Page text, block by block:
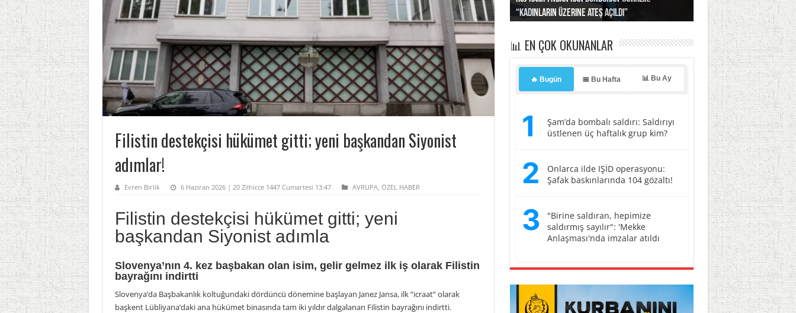
Filistin destekçisi hükümet gitti; yeni başkandan Siyonist
adımlar!
Evren Birlik 6 Haziran 2026 | 20 Zilhicce 1447 Cumartesi 13:47 AVRUPA, ÖZEL HABER
Filistin destekçisi hükümet gitti; yeni
başkandan Siyonist adımla
Slovenya’nın 4. kez başbakan olan isim, gelir gelmez ilk iş olarak Filistin
bayrağını indirtti
Slovenya’da Başbakanlık koltuğundaki dördüncü dönemine başlayan Janez Jansa, ilk “icraat” olarak
başkent Lübliyana’daki ana hükümet binasında tam iki yıldır dalgalanan Filistin bayrağını indirtti.
“Kadınların üzerine ateş açıldı”
Irak’a misilleme tehdidi!
yaptı… İsrail’in “timsah” planına fren!
kayıtlar başladı
basıldı, kabus yaşatıldı!
📊 EN ÇOK OKUNANLAR
🔥 Bugün 📅 Bu Hafta 📊 Bu Ay
1
Şam’da bombalı saldırı: Saldırıyı
üstlenen üç haftalık grup kim?
2
Onlarca ilde IŞİD operasyonu:
Şafak baskınlarında 104 gözaltı!
3
"Birine saldıran, hepimize
saldırmış sayılır": 'Mekke
Anlaşması'nda imzalar atıldı